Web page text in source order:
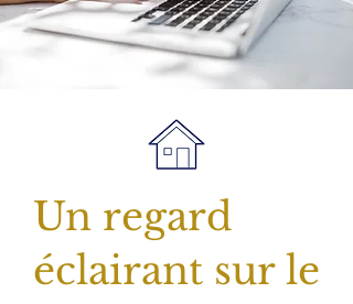
Un regard
éclairant sur le